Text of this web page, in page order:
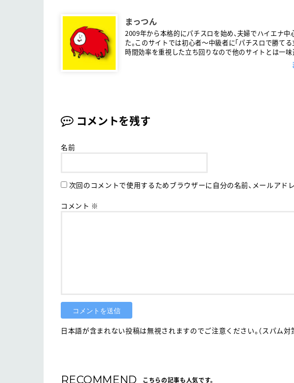
まっつん
2009年から本格的にパチスロを始め、夫婦でハイエナ
た。このサイトでは初心者〜中級者に「パチスロで勝て
時間効率を重視した立ち回りなので他のサイトとは一味
コメントを残す
名前
次回のコメントで使用するためブラウザーに自分の名前、メールアドレ
コメント ※
日本語が含まれない投稿は無視されますのでご注意ください。（スパム対
RECOMMEND こちらの記事も人気です。